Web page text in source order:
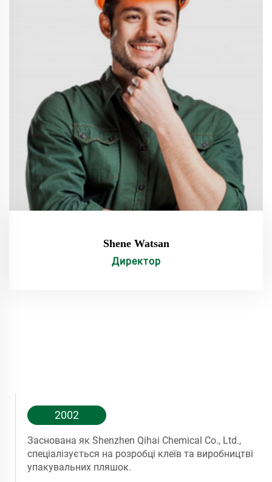
Shene Watsan
Директор
2002
Заснована як Shenzhen Qihai Chemical Co., Ltd.,
спеціалізується на розробці клеїв та виробництві
упакувальних пляшок.